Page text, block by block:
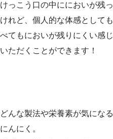
けっこう口の中ににおいが残
けれど、個人的な体感として
べてもにおいが残りにくい感
いただくことができます！
どんな製法や栄養素が気にな
にんにく。